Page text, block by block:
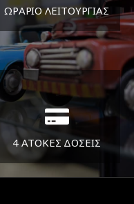
ΩΡΑΡΙΟ ΛΕΙΤΟΥΡΓΙΑΣ
ΔΕΥ-ΠΑΡ 8:30-17:30
ΣΑΒ 8:30-13:30
4 ΑΤΟΚΕΣ ΔΟΣΕΙΣ